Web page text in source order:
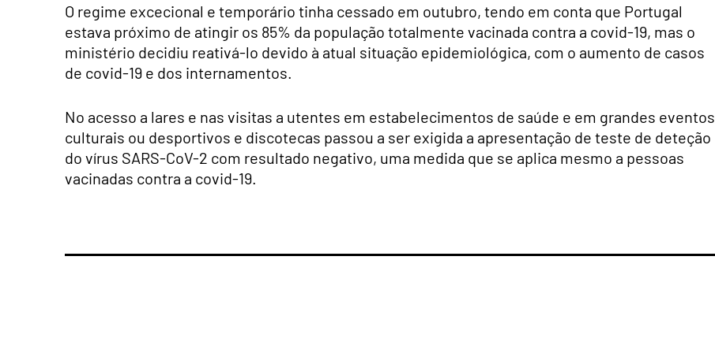
O regime excecional e temporário tinha cessado em outubro, tendo em conta que Portugal
estava próximo de atingir os 85% da população totalmente vacinada contra a covid-19, mas o
ministério decidiu reativá-lo devido à atual situação epidemiológica, com o aumento de casos
de covid-19 e dos internamentos.
No acesso a lares e nas visitas a utentes em estabelecimentos de saúde e em grandes eventos
culturais ou desportivos e discotecas passou a ser exigida a apresentação de teste de deteção
do vírus SARS-CoV-2 com resultado negativo, uma medida que se aplica mesmo a pessoas
vacinadas contra a covid-19.